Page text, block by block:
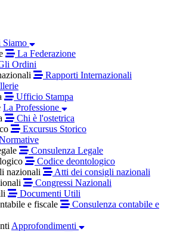
Siamo
La Federazione
Ordini
Rapporti Internazionali
Ufficio Stampa
La Professione
Chi è l'ostetrica
Excursus Storico
Consulenza Legale
Codice deontologico
nazionali
Atti dei consigli nazionali
Congressi Nazionali
Documenti Utili
e fiscale
Consulenza contabile e
Approfondimenti